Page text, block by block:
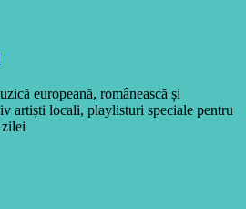
europeană, românească și
artiști locali, playlisturi speciale pentru